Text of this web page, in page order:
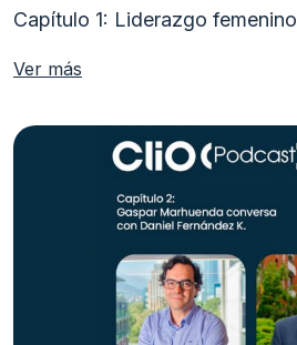
Capítulo 1: Liderazgo femenino
Ver más